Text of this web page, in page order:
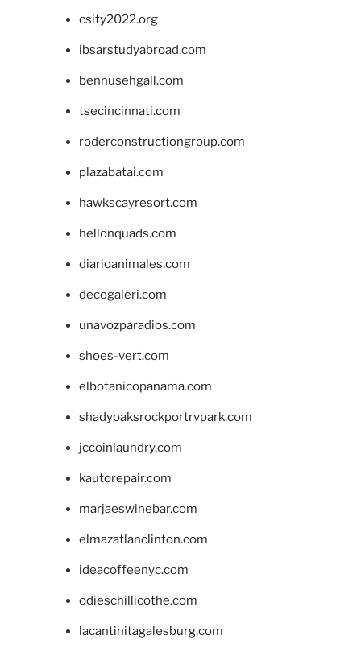
csity2022.org
ibsarstudyabroad.com
bennusehgall.com
tsecincinnati.com
roderconstructiongroup.com
plazabatai.com
hawkscayresort.com
hellonquads.com
diarioanimales.com
decogaleri.com
unavozparadios.com
shoes-vert.com
elbotanicopanama.com
shadyoaksrockportrvpark.com
jccoinlaundry.com
kautorepair.com
marjaeswinebar.com
elmazatlanclinton.com
ideacoffeenyc.com
odieschillicothe.com
lacantinitagalesburg.com